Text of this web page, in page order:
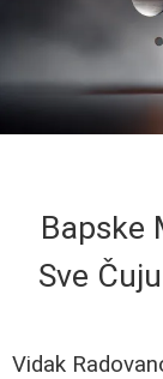
Bapske
Sve
Vidak